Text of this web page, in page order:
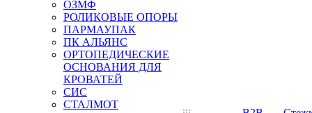
ОЗМФ
РОЛИКОВЫЕ ОПОРЫ
ПАРМАУПАК
ПК АЛЬЯНС
ОРТОПЕДИЧЕСКИЕ
ОСНОВАНИЯ ДЛЯ
КРОВАТЕЙ
СИС
СТАЛМОТ